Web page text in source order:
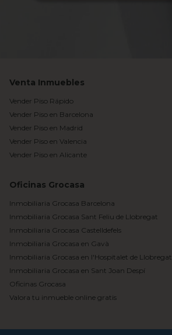
Venta Inmuebles
Vender Piso Rápido
Vender Piso en Barcelona
Vender Piso en Madrid
Vender Piso en Valencia
Vender Piso en Alicante
Oficinas Grocasa
Inmobiliaria Grocasa Barcelona
Inmobiliaria Grocasa Sant Feliu de Llobregat
Inmobiliaria Grocasa Castelldefels
Inmobiliaria Grocasa en Gavà
Inmobiliaria Grocasa en l'Hospitalet de Llobregat
Inmobiliaria Grocasa en Sant Joan Despí
Oficinas Grocasa
Valora tu inmueble online gratis